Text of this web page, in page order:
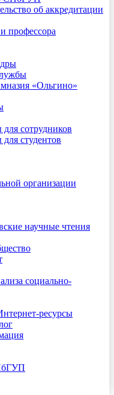
об аккредитации
профессора
«Ольгино»
сотрудников
студентов
организации
научные чтения
социально-
ресурсы